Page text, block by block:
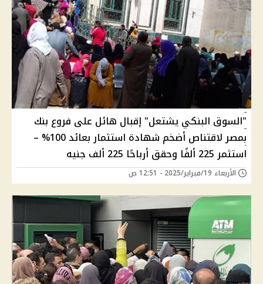
"السوق البنكي يشتعل" إقبال هائل على فروع بنك
بمصر لاقتناص أضخم شهادة استثمار بعائد 100% –
استثمر 225 ألفًا وحقق أرباحًا 225 ألف جنيه
الأربعاء 19/فبراير/2025 - 12:51 ص